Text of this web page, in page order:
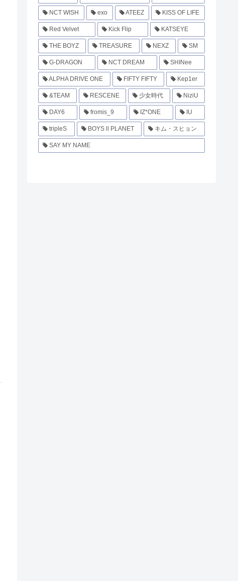
NCT WISH exo ATEEZ KISS OF LIFE
Red Velvet Kick Flip KATSEYE
THE BOYZ TREASURE NEXZ SM
G-DRAGON NCT DREAM SHINee
ALPHA DRIVE ONE FIFTY FIFTY Kep1er
&TEAM RESCENE 少女時代 NiziU
DAY6 fromis_9 IZ*ONE IU
tripleS BOYS ll PLANET キム・スヒョン
SAY MY NAME